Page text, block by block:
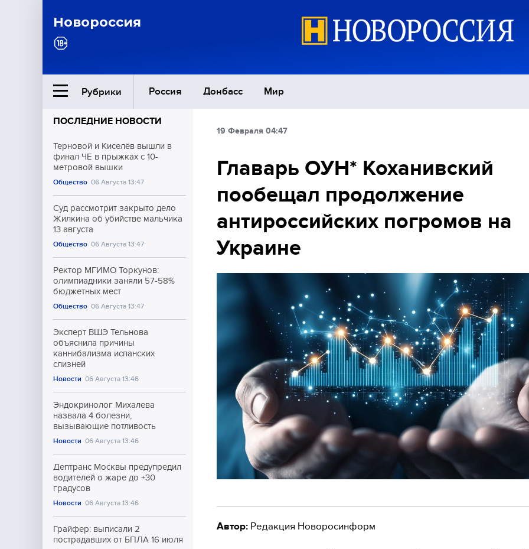
Новороссия
Рубрики Россия Донбасс Мир
Ближний Восток
Общество
Экономика
Культура
Спорт
ПОСЛЕДНИЕ НОВОСТИ
Терновой и Киселёв вышли в
финал ЧЕ в прыжках с 10-
метровой вышки
Общество 06 Августа 13:47
Суд рассмотрит закрыто дело
Жилкина об убийстве мальчика
13 августа
Общество 06 Августа 13:47
Ректор МГИМО Торкунов:
олимпиадники заняли 57-58%
бюджетных мест
Общество 06 Августа 13:47
Эксперт ВШЭ Тельнова
объяснила причины
каннибализма испанских
слизней
Новости 06 Августа 13:46
Эндокринолог Михалева
назвала 4 болезни,
вызывающие потливость
Новости 06 Августа 13:46
Дептранс Москвы предупредил
водителей о жаре до +30
градусов
Новости 06 Августа 13:46
Грайфер: выписали 2
пострадавших от БПЛА 16 июля
19 Февраля 04:47
Главарь ОУН* Коханивский
пообещал продолжение
антироссийских погромов на
Украине
Автор: Редакция Новоросинформ